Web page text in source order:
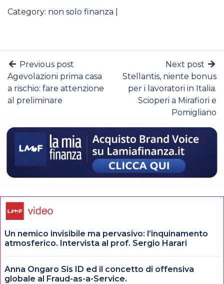
Category: non solo finanza
Previous post
Agevolazioni prima casa
a rischio: fare attenzione
al preliminare
Next post
Stellantis, niente bonus
per i lavoratori in Italia.
Scioperi a Mirafiori e
Pomigliano
Un nemico invisibile ma pervasivo: l’inquinamento
atmosferico. Intervista al prof. Sergio Harari
Anna Ongaro Sis ID ed il concetto di offensiva
globale al Fraud-as-a-Service.